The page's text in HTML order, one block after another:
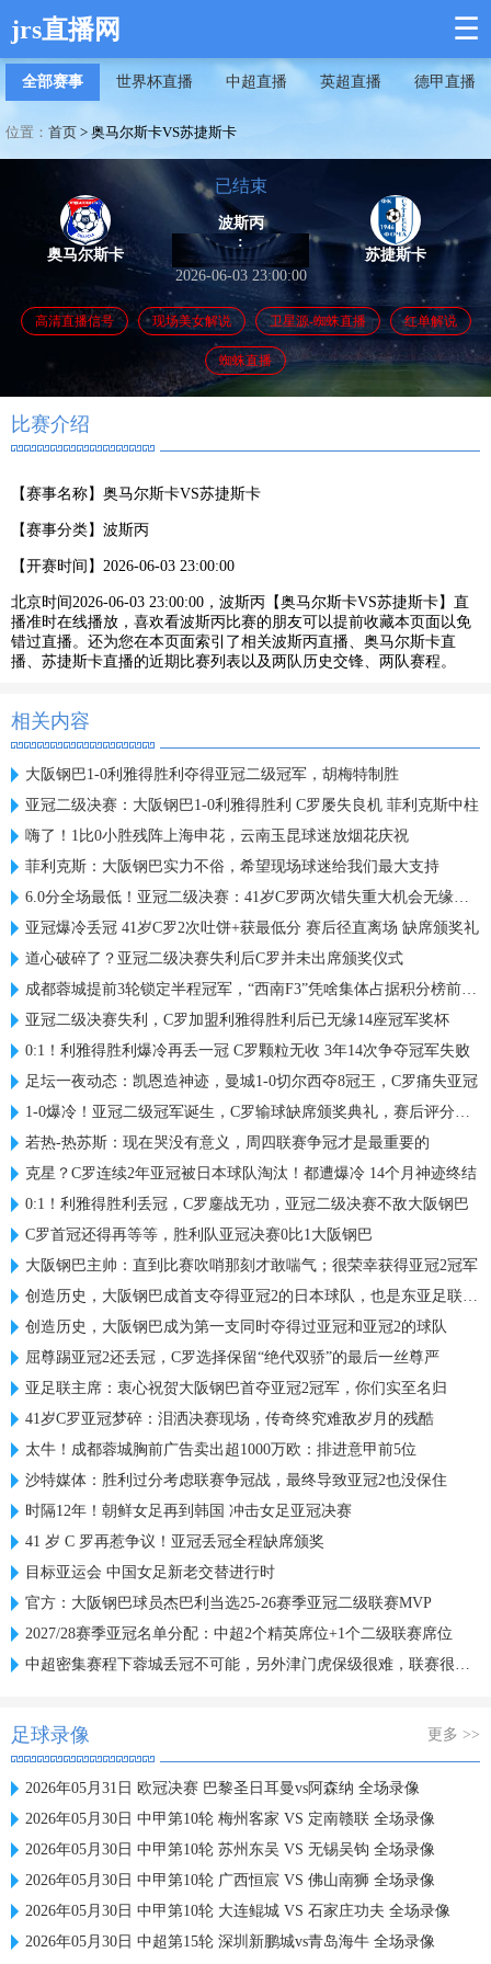
jrs直播网 ☰
全部赛事 世界杯直播 中超直播 英超直播 德甲直播
位置： 首页 > 奥马尔斯卡VS苏捷斯卡
奥马尔斯卡
已结束
波斯丙
:
2026-06-03 23:00:00
苏捷斯卡
高清直播信号 现场美女解说 卫星源-蜘蛛直播 红单解说
蜘蛛直播
比赛介绍
【赛事名称】 奥马尔斯卡VS苏捷斯卡
【赛事分类】 波斯丙
【开赛时间】 2026-06-03 23:00:00
北京时间2026-06-03 23:00:00，波斯丙【奥马尔斯卡VS苏捷斯卡】直
播准时在线播放，喜欢看波斯丙比赛的朋友可以提前收藏本页面以免
错过直播。还为您在本页面索引了相关波斯丙直播、奥马尔斯卡直
播、苏捷斯卡直播的近期比赛列表以及两队历史交锋、两队赛程。
相关内容
大阪钢巴1-0利雅得胜利夺得亚冠二级冠军，胡梅特制胜
亚冠二级决赛：大阪钢巴1-0利雅得胜利 C罗屡失良机 菲利克斯中柱
嗨了！1比0小胜残阵上海申花，云南玉昆球迷放烟花庆祝
菲利克斯：大阪钢巴实力不俗，希望现场球迷给我们最大支持
6.0分全场最低！亚冠二级决赛：41岁C罗两次错失重大机会无缘首冠
亚冠爆冷丢冠 41岁C罗2次吐饼+获最低分 赛后径直离场 缺席颁奖礼
道心破碎了？亚冠二级决赛失利后C罗并未出席颁奖仪式
成都蓉城提前3轮锁定半程冠军，“西南F3”凭啥集体占据积分榜前三？
亚冠二级决赛失利，C罗加盟利雅得胜利后已无缘14座冠军奖杯
0:1！利雅得胜利爆冷再丢一冠 C罗颗粒无收 3年14次争夺冠军失败
足坛一夜动态：凯恩造神迹，曼城1-0切尔西夺8冠王，C罗痛失亚冠
1-0爆冷！亚冠二级冠军诞生，C罗输球缺席颁奖典礼，赛后评分出炉
若热-热苏斯：现在哭没有意义，周四联赛争冠才是最重要的
克星？C罗连续2年亚冠被日本球队淘汰！都遭爆冷 14个月神迹终结
0:1！利雅得胜利丢冠，C罗鏖战无功，亚冠二级决赛不敌大阪钢巴
C罗首冠还得再等等，胜利队亚冠决赛0比1大阪钢巴
大阪钢巴主帅：直到比赛吹哨那刻才敢喘气；很荣幸获得亚冠2冠军
创造历史，大阪钢巴成首支夺得亚冠2的日本球队，也是东亚足联首队
创造历史，大阪钢巴成为第一支同时夺得过亚冠和亚冠2的球队
屈尊踢亚冠2还丢冠，C罗选择保留“绝代双骄”的最后一丝尊严
亚足联主席：衷心祝贺大阪钢巴首夺亚冠2冠军，你们实至名归
41岁C罗亚冠梦碎：泪洒决赛现场，传奇终究难敌岁月的残酷
太牛！成都蓉城胸前广告卖出超1000万欧：排进意甲前5位
沙特媒体：胜利过分考虑联赛争冠战，最终导致亚冠2也没保住
时隔12年！朝鲜女足再到韩国 冲击女足亚冠决赛
41 岁 C 罗再惹争议！亚冠丢冠全程缺席颁奖
目标亚运会 中国女足新老交替进行时
官方：大阪钢巴球员杰巴利当选25-26赛季亚冠二级联赛MVP
2027/28赛季亚冠名单分配：中超2个精英席位+1个二级联赛席位
中超密集赛程下蓉城丢冠不可能，另外津门虎保级很难，联赛很无聊
足球录像 更多 >>
2026年05月31日 欧冠决赛 巴黎圣日耳曼vs阿森纳 全场录像
2026年05月30日 中甲第10轮 梅州客家 VS 定南赣联 全场录像
2026年05月30日 中甲第10轮 苏州东吴 VS 无锡吴钩 全场录像
2026年05月30日 中甲第10轮 广西恒宸 VS 佛山南狮 全场录像
2026年05月30日 中甲第10轮 大连鲲城 VS 石家庄功夫 全场录像
2026年05月30日 中超第15轮 深圳新鹏城vs青岛海牛 全场录像